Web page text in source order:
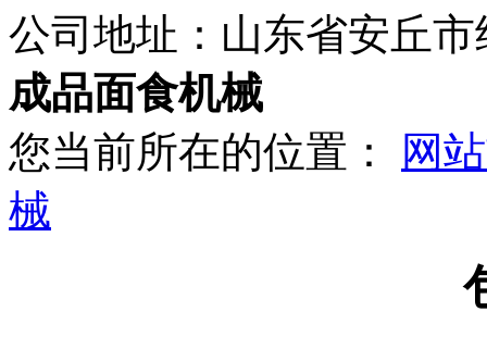
公司地址：山东省安丘
成品面食机械
您当前所在的位置：
网
械